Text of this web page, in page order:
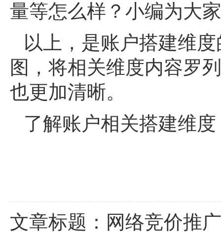
量等怎么样？小编为大
以上，是账户搭建维
图，将相关维度内容罗
也更加清晰。
了解账户相关搭建维
文章标题：网络竞价推